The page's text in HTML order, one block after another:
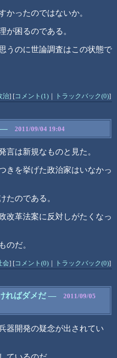
かったのではないか。
が困るのである。
うのに世論調査はこの状態で
治] [コメント(1) ｜ トラックバック(0)]
― 2011/09/04 19:04
言は新規なものと見た。
きを挙げた政治家はいなかっ
たのである。
改革法案に反対しがたくなっ
のだ。
会] [コメント(0) ｜ トラックバック(0)]
ればダメだ―
2011/09/05
器開発の疑念が出されてい